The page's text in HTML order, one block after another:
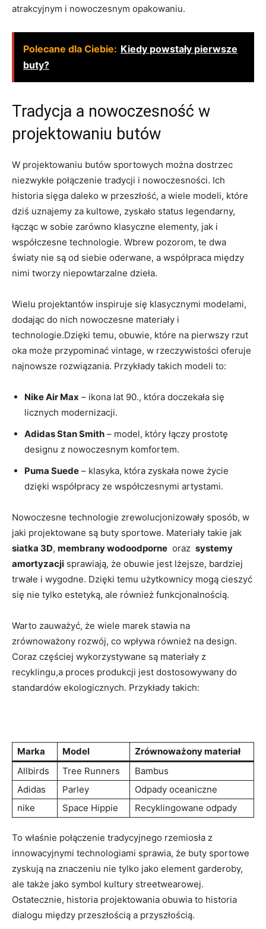
atrakcyjnym i nowoczesnym‍ opakowaniu.
Polecane dla Ciebie: Kiedy powstały pierwsze
buty?
Tradycja a nowoczesność‌ w
projektowaniu butów
W projektowaniu butów sportowych można ‌dostrzec
niezwykłe połączenie tradycji i nowoczesności. Ich
historia sięga ​daleko w ​przeszłość, a wiele modeli, które
dziś uznajemy za kultowe,‍ zyskało status legendarny,
łącząc ‌w sobie zarówno klasyczne elementy, ​jak i
współczesne ⁣technologie. Wbrew pozorom, ⁣te dwa
światy nie są od siebie oderwane, a ‌współpraca między
nimi tworzy niepowtarzalne dzieła.
Wielu‌ projektantów inspiruje się klasycznymi modelami,
dodając ⁤do nich ‌nowoczesne materiały i
technologie.Dzięki temu, obuwie, które ​na ‌pierwszy rzut
⁤oka może przypominać vintage, w rzeczywistości oferuje
najnowsze rozwiązania. Przykłady ⁢takich⁤ modeli ⁣to:
Nike Air Max – ikona lat 90., która doczekała‌ się
licznych modernizacji.
Adidas⁢ Stan Smith – model, który łączy prostotę‌
designu z nowoczesnym komfortem.
Puma Suede – klasyka, która ⁤zyskała nowe‍ życie
dzięki‍ współpracy ze współczesnymi ⁢artystami.
Nowoczesne technologie ‌zrewolucjonizowały sposób, w
‌jaki​ projektowane są ​buty sportowe.​ Materiały takie jak ⁣
siatka 3D, membrany wodoodporne ​ oraz ‌ systemy
amortyzacji sprawiają, że obuwie⁢ jest lżejsze, bardziej
trwałe⁤ i wygodne. Dzięki​ temu ​użytkownicy mogą ‌cieszyć
się nie ⁢tylko estetyką, ale również funkcjonalnością.
Warto zauważyć, że wiele marek‌ stawia na
zrównoważony​ rozwój,‌ co wpływa również na design.‌
Coraz częściej wykorzystywane ⁤są materiały z
recyklingu,a ‍proces produkcji‍ jest dostosowywany⁣ do
standardów ​ekologicznych. ⁤Przykłady takich:
Marka Model
Zrównoważony materiał
Allbirds
Tree Runners
Bambus
Adidas
Parley
Odpady oceaniczne
nike
Space Hippie Recyklingowane ‍odpady
To​ właśnie połączenie⁤ tradycyjnego rzemiosła z
innowacyjnymi technologiami⁣ sprawia, ​że buty sportowe​
zyskują na ⁢znaczeniu nie tylko jako ‍element ⁤garderoby,
ale także​ jako symbol kultury streetwearowej.
Ostatecznie,⁢ historia‌ projektowania obuwia to historia
dialogu ‌między‍ przeszłością a przyszłością.